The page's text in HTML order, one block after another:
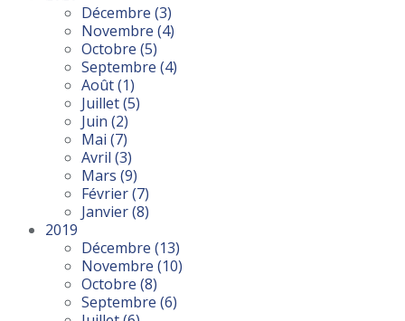
Décembre (3)
Novembre (4)
Octobre (5)
Septembre (4)
Août(1)
Juillet(5)
Juin (2)
Mai (7)
Avril (3)
Mars (9)
Février(7)
Janvier(8)
2019
Décembre (13)
Novembre (10)
Octobre (8)
Septembre (6)